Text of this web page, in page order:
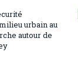
urbain au
autour de